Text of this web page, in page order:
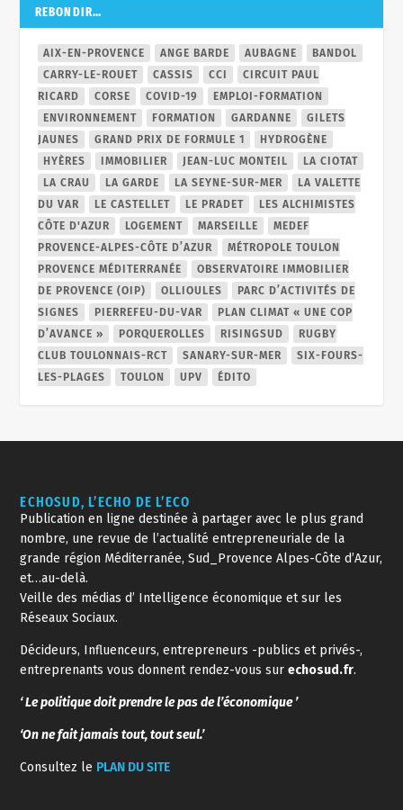
REBONDIR…
AIX-EN-PROVENCE ANGE BARDE AUBAGNE
BANDOL
CARRY-LE-ROUET
CASSIS CCI
CIRCUIT PAUL
RICARD
CORSE COVID-19
EMPLOI-FORMATION
ENVIRONNEMENT
FORMATION GARDANNE
GILETS
JAUNES
GRAND PRIX DE FORMULE 1
HYDROGÈNE
HYÈRES
IMMOBILIER JEAN-LUC MONTEIL
LA CIOTAT
LA CRAU
LA GARDE LA SEYNE-SUR-MER
LA VALETTE
DU VAR
LE CASTELLET LE PRADET
LES ALCHIMISTES
CÔTE D'AZUR
LOGEMENT MARSEILLE
MEDEF
PROVENCE-ALPES-CÔTE D’AZUR
MÉTROPOLE TOULON
PROVENCE MÉDITERRANÉE
OBSERVATOIRE IMMOBILIER
DE PROVENCE (OIP)
OLLIOULES
PARC D’ACTIVITÉS DE
SIGNES
PIERREFEU-DU-VAR
PLAN CLIMAT « UNE COP
D’AVANCE »
PORQUEROLLES RISINGSUD
RUGBY
CLUB TOULONNAIS-RCT
SANARY-SUR-MER
SIX-FOURS-
LES-PLAGES
TOULON UPV ÉDITO
ECHOSUD, L’ECHO DE L’ECO
Publication en ligne destinée à partager avec le plus grand
nombre, une revue de l’actualité entrepreneuriale de la
grande région Méditerranée, Sud_Provence Alpes-Côte d’Azur,
et…au-delà.
Veille des médias d’ Intelligence économique et sur les
Réseaux Sociaux.
Décideurs, Influenceurs, entrepreneurs -publics et privés-,
entreprenants vous donnent rendez-vous surechosud.fr.
‘ Le politique doit prendre le pas de l’économique ’
‘On ne fait jamais tout, tout seul.’
Consultez le PLAN DU SITE